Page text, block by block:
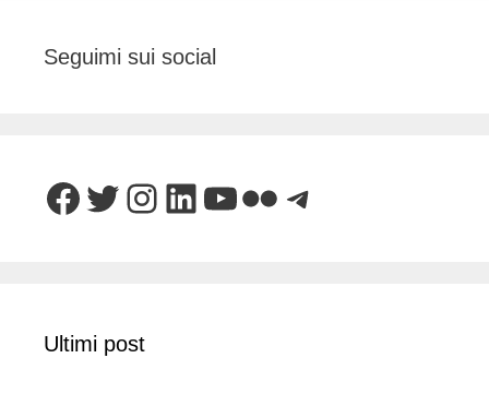
Seguimi sui social
Facebook
Twitter
Instagram
LinkedIn
YouTube
FlickrTelegram
Ultimi post